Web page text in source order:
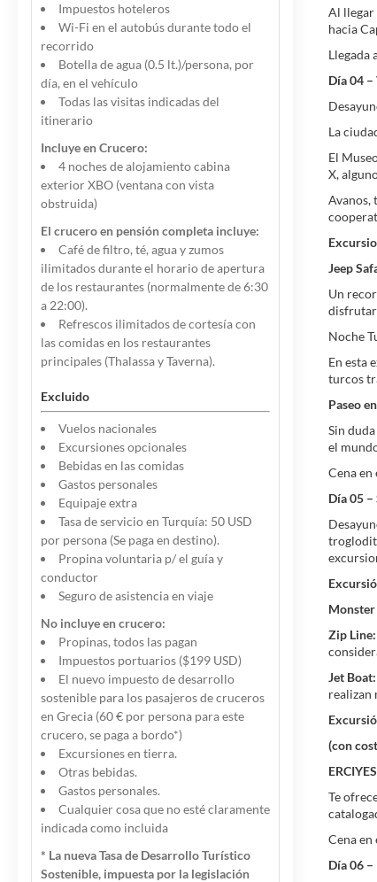
Al llegar
hacia
Llegada
Día 04
La
El
X,
Avanos,
Jeep
Un
Noche
En esta
turcos
Paseo
Sin
el
Cena
Día 05 –
Monster
Zip Line:
Jet Boat:
realizan
(con
Te
Cena
Día 06
Impuestos hoteleros
Wi-Fi en el autobús durante todo el
recorrido
Botella de agua (0.5 lt.)/persona, por
día, en el vehículo
Todas las visitas indicadas del
itinerario
Incluye en Crucero:
4 noches de alojamiento cabina
exterior XBO (ventana con vista
obstruida)
El crucero en pensión completa incluye:
Café de filtro, té, agua y zumos
ilimitados durante el horario de apertura
de los restaurantes (normalmente de 6:30
a 22:00).
Refrescos ilimitados de cortesía con
las comidas en los restaurantes
principales (Thalassa y Taverna).
Excluido
Vuelos nacionales
Excursiones opcionales
Bebidas en las comidas
Gastos personales
Equipaje extra
Tasa de servicio en Turquía: 50 USD
por persona (Se paga en destino).
Propina voluntaria p/ el guía y
conductor
Seguro de asistencia en viaje
No incluye en crucero:
Propinas, todos las pagan
Impuestos portuarios ($199 USD)
El nuevo impuesto de desarrollo
sostenible para los pasajeros de cruceros
en Grecia (60 € por persona para este
crucero, se paga a bordo*)
Excursiones en tierra.
Otras bebidas.
Gastos personales.
Cualquier cosa que no esté claramente
indicada como incluida
* La nueva Tasa de Desarrollo Turístico
Sostenible, impuesta por la legislación